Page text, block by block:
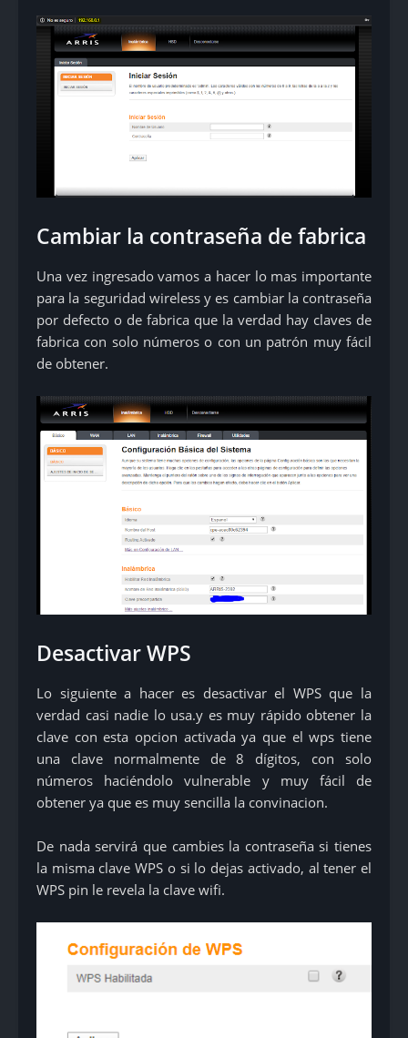
Cambiar la contraseña de fabrica
Una vez ingresado vamos a hacer lo mas importante
para la seguridad wireless y es cambiar la contraseña
por defecto o de fabrica que la verdad hay claves de
fabrica con solo números o con un patrón muy fácil
de obtener.
Desactivar WPS
Lo siguiente a hacer es desactivar el WPS que la
verdad casi nadie lo usa.y es muy rápido obtener la
clave con esta opcion activada ya que el wps tiene
una clave normalmente de 8 dígitos, con solo
números haciéndolo vulnerable y muy fácil de
obtener ya que es muy sencilla la convinacion.
De nada servirá que cambies la contraseña si tienes
la misma clave WPS o si lo dejas activado, al tener el
WPS pin le revela la clave wifi.